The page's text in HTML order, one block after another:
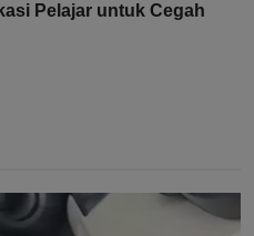
Pelajar untuk Cegah